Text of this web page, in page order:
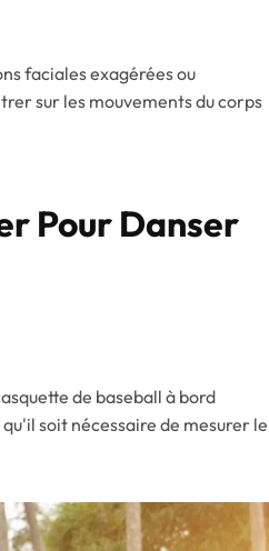
faciales exagérées ou
sur les mouvements du corps
Pour Danser
de baseball à bord
soit nécessaire de mesurer le